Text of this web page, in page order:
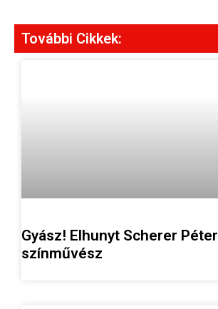
További Cikkek:
Gyász! Elhunyt Scherer Péter
színművész